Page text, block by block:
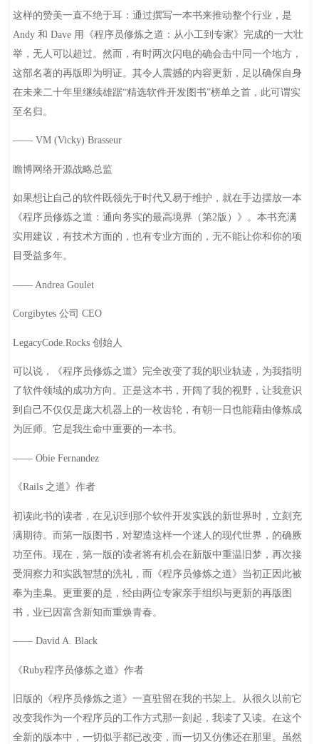
这样的赞美一直不绝于耳：通过撰写一本书来推动整个行业，是
Andy 和 Dave 用《程序员修炼之道：从小工到专家》完成的一大壮
举，无人可以超过。然而，有时两次闪电的确会击中同一个地方，
这部名著的再版即为明证。其令人震撼的内容更新，足以确保自身
在未来二十年里继续雄踞“精选软件开发图书”榜单之首，此可谓实
至名归。
—— VM (Vicky) Brasseur
瞻博网络开源战略总监
如果想让自己的软件既领先于时代又易于维护，就在手边摆放一本
《程序员修炼之道：通向务实的最高境界（第2版）》。本书充满
实用建议，有技术方面的，也有专业方面的，无不能让你和你的项
目受益多年。
—— Andrea Goulet
Corgibytes 公司 CEO
LegacyCode.Rocks 创始人
可以说，《程序员修炼之道》完全改变了我的职业轨迹，为我指明
了软件领域的成功方向。正是这本书，开阔了我的视野，让我意识
到自己不仅仅是庞大机器上的一枚齿轮，有朝一日也能藉由修炼成
为匠师。它是我生命中重要的一本书。
—— Obie Fernandez
《Rails 之道》作者
初读此书的读者，在见识到那个软件开发实践的新世界时，立刻充
满期待。而第一版图书，对塑造这样一个迷人的现代世界，的确厥
功至伟。现在，第一版的读者将有机会在新版中重温旧梦，再次接
受洞察力和实践智慧的洗礼，而《程序员修炼之道》当初正因此被
奉为圭臬。更重要的是，经由两位专家亲手组织与更新的再版图
书，业已因富含新知而重焕青春。
—— David A. Black
《Ruby程序员修炼之道》作者
旧版的《程序员修炼之道》一直驻留在我的书架上。从很久以前它
改变我作为一个程序员的工作方式那一刻起，我读了又读。在这个
全新的版本中，一切似乎都已改变，而一切又仿佛还在那里。虽然